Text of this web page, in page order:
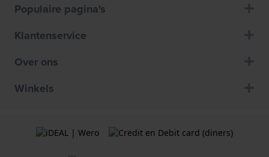
Populaire pagina's
Klantenservice
Over ons
Winkels